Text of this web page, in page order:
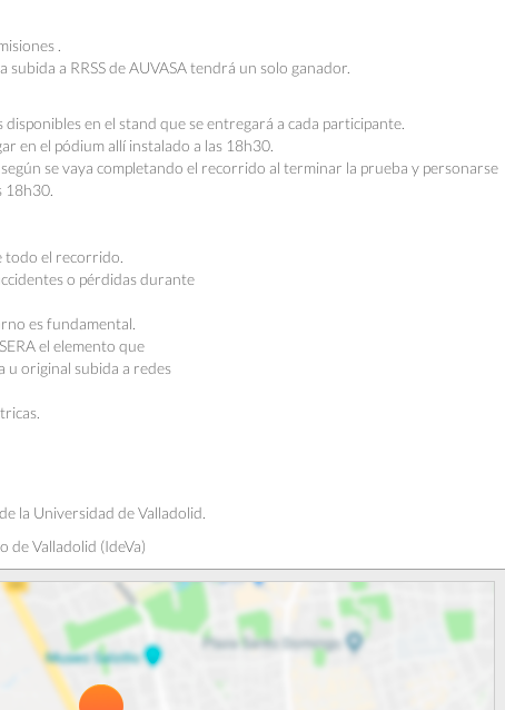
.
a RRSS de AUVASA tendrá un solo ganador.
en el stand que se entregará a cada participante.
en el pódium allí instalado a las 18h30.
se vaya completando el recorrido al terminar la prueba y personarse
18h30.
todo el recorrido.
o pérdidas durante
es fundamental.
el elemento que
u original subida a redes
la Universidad de Valladolid.
de Valladolid (IdeVa)